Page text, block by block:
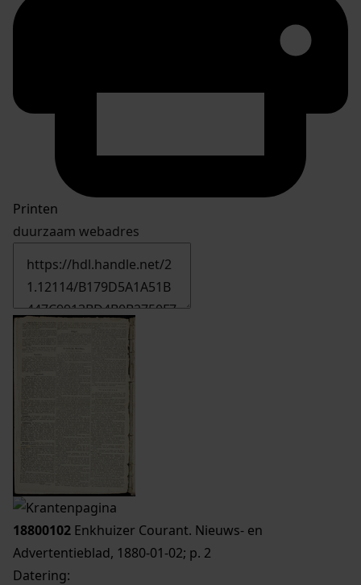
Printen
duurzaam webadres
18800102 Enkhuizer Courant. Nieuws- en
Advertentieblad, 1880-01-02; p. 2
Datering: